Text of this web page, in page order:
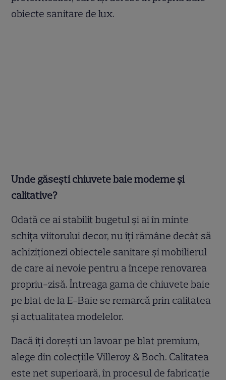
obiecte sanitare de lux.
Unde găsești chiuvete baie moderne și
calitative?
Odată ce ai stabilit bugetul și ai în minte
schița viitorului decor, nu îți rămâne decât să
achiziționezi obiectele sanitare și mobilierul
de care ai nevoie pentru a începe renovarea
propriu-zisă. Întreaga gama de chiuvete baie
pe blat de la E-Baie se remarcă prin calitatea
și actualitatea modelelor.
Dacă îți dorești un lavoar pe blat premium,
alege din colecțiile Villeroy & Boch. Calitatea
este net superioară, în procesul de fabricație